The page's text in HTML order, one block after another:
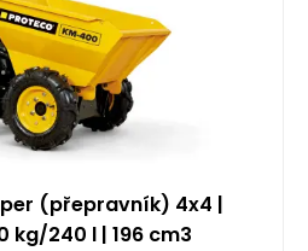
(přepravník) 4x4 |
kg/240 l | 196 cm3